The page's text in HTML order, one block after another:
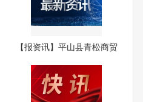
【报资讯】平山县青松商贸